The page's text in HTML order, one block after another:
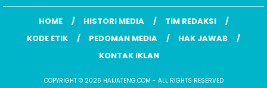
HOME HISTORI MEDIA
TIM REDAKSI
KODE ETIK
PEDOMAN MEDIA
HAK JAWAB
KONTAK IKLAN
COPYRIGHT © 2026 HAIJATENG.COM - ALL RIGHTS RESERVED